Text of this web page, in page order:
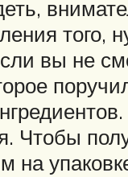
того,
вы не
Чтобы
на